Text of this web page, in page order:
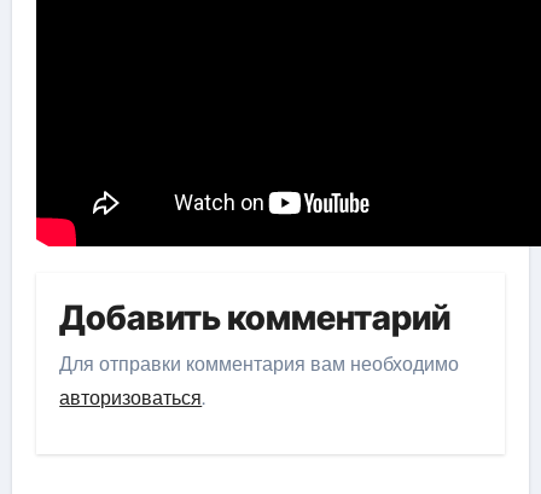
Добавить комментарий
Для отправки комментария вам необходимо
авторизоваться.